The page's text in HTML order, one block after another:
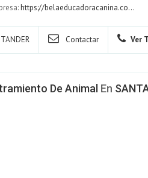
https://belaeducadoracanina.co...
Contactar Ver
De Animal En